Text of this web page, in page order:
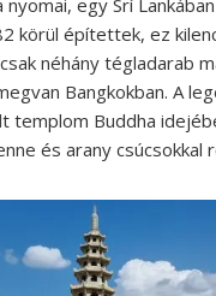
egy Srí
körül építettek, ez
néhány tégladarab
Bangkokban. A
templom Buddha
és arany csúcsokkal